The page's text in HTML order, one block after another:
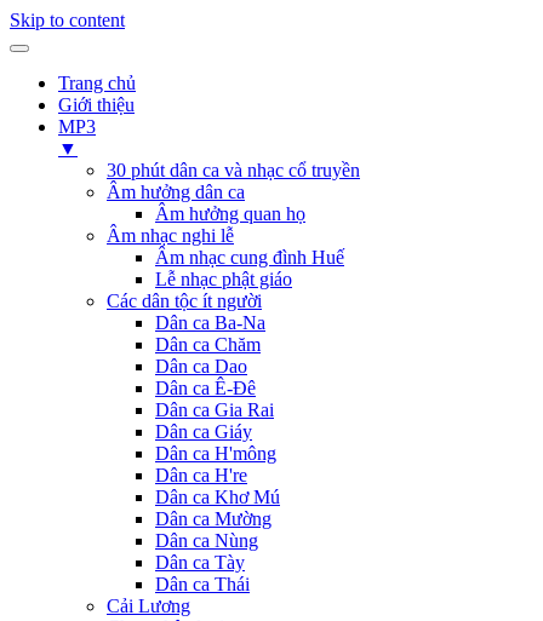
Skip to content
Trang chủ
Giới thiệu
MP3
▼
30 phút dân ca và nhạc cổ truyền
Âm hưởng dân ca
Âm hưởng quan họ
Âm nhạc nghi lễ
Âm nhạc cung đình Huế
Lễ nhạc phật giáo
Các dân tộc ít người
Dân ca Ba-Na
Dân ca Chăm
Dân ca Dao
Dân ca Ê-Đê
Dân ca Gia Rai
Dân ca Giáy
Dân ca H'mông
Dân ca H're
Dân ca Khơ Mú
Dân ca Mường
Dân ca Nùng
Dân ca Tày
Dân ca Thái
Cải Lương